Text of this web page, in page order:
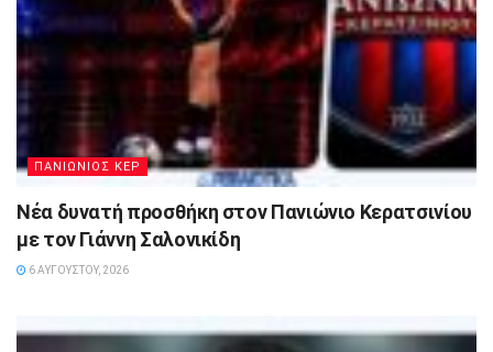
ΠΑΝΙΩΝΙΟΣ ΚΕΡ
Νέα δυνατή προσθήκη στον Πανιώνιο Κερατσινίου
με τον Γιάννη Σαλονικίδη
6 ΑΥΓΟΎΣΤΟΥ, 2026